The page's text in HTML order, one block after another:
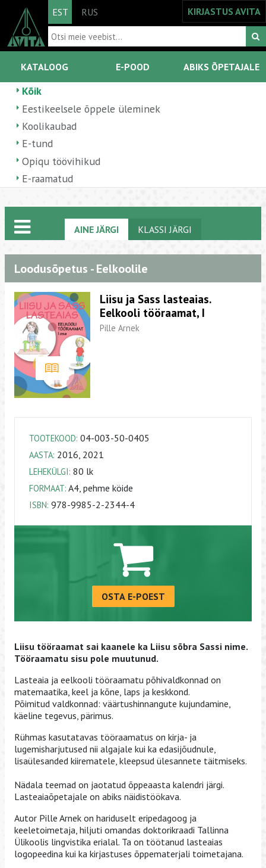
EST RUS KIRJASTUS AVITA
KATALOOG E-POOD ABIKS ÕPETAJALE
Kõik
Eestikeelsele õppele üleminek
Koolikaubad
E-tund
Opiqu töövihikud
E-raamatud
AINE JÄRGI KLASSI JÄRGI
Loodusõpetus - Eelkoolile
Liisu ja Sass lasteaias.
Eelkooli tööraamat, I
Pille Arnek
TOOTEKOOD: 04-003-50-0405
AASTA: 2016, 2021
LEHEKÜLGI: 80 lk
FORMAAT: A4, pehme köide
ISBN: 978-9985-2-2344-4
OSTA E-POEST
Liisu tööraamat sai kaanele ka Liisu sõbra Sassi nime.
Tööraamatu sisu pole muutunud.
Lasteaia ja eelkooli tööraamatu põhivaldkonnad on
matemaatika, keel ja kõne, laps ja keskkond.
Põimitud valdkonnad: väärtushinnangute kujundamine,
käeline tegevus, pärimus.
Rühmas kasutatavas tööraamatus on kirja- ja
lugemisharjutused nii algajale kui ka edasijõudnule,
lisaülesanded kiirematele, kleepsud ülesannete täitmiseks.
Nädala teemad on jaotatud õppeaasta kalendri järgi.
Lasteaiaõpetajale on abiks näidistöökava.
Autor Pille Arnek on hariduselt eripedagoog ja
keeletoimetaja, hiljuti omandas doktorikraadi Tallinna
Ülikoolis lingvistika erialal. Ta on töötanud lasteaias
logopeedina kui ka kirjastuses õppematerjali toimetajana.